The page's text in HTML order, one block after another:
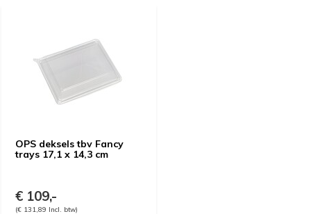
OPS deksels tbv Fancy
trays 17,1 x 14,3 cm
€ 109,-
(€ 131,89 Incl. btw)